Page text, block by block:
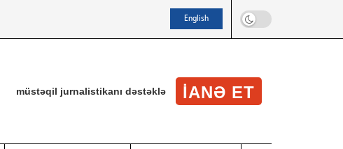
English
müstəqil jurnalistikanı dəstəklə IANƏ ET